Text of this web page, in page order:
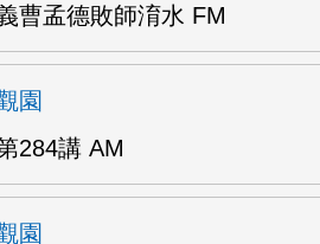
曹孟德敗師淯水 FM
園
284講 AM
園